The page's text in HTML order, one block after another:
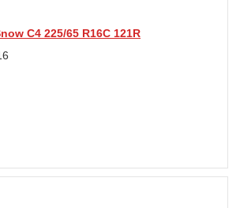
C4 225/65 R16C 121R